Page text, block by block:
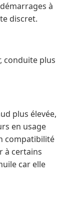
à
discret.
conduite plus
plus élevée,
en usage
compatibilité
à certains
car elle